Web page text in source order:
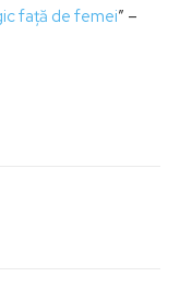
față de femei” –